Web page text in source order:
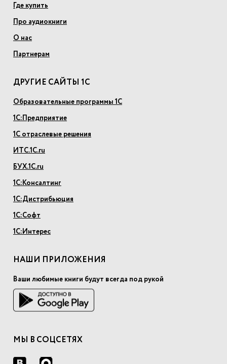
Где купить
Про аудиокниги
О нас
Партнерам
ДРУГИЕ САЙТЫ 1С
Образовательные программы 1С
1С:Предприятие
1С отраслевые решения
ИТС.1С.ru
БУХ.1С.ru
1С:Консалтинг
1С:Дистрибьюция
1С:Софт
1С:Интерес
НАШИ ПРИЛОЖЕНИЯ
Ваши любимые книги будут всегда под рукой
МЫ В СОЦСЕТЯХ